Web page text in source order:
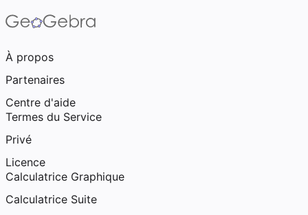
À propos
Partenaires
Centre d'aide
Termes du Service
Privé
Licence
Calculatrice Graphique
Calculatrice Suite